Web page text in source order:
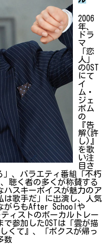
2006
年、
ドラ
マ
「恋
人」
のOST
にて
イ
ム・
ジェ
ボム
の
『告
解(許
し)』
を歌
い注
目さ
」、バラエティ番組「不朽
聴く者の多くが称賛する
ハスキーボイスが魅力のア
は歌手だ」に出演し、人気
がらもAfter Schoolや
ィストのボーカルトレー
参加したOSTは「雲が描
くて』、「ボクスが帰っ
数